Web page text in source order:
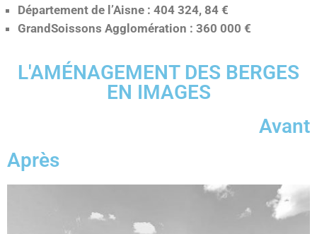
Département de l’Aisne : 404 324, 84 €
GrandSoissons Agglomération : 360 000 €
L'AMÉNAGEMENT DES BERGES
EN IMAGES
Avant
Après